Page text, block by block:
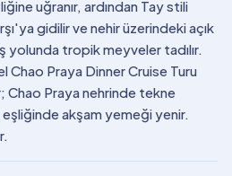
uğranır, ardından Tay stili
gidilir ve nehir üzerindeki açık
yolunda tropik meyveler tadılır.
Chao Praya Dinner Cruise Turu
Chao Praya nehrinde tekne
eşliğinde akşam yemeği yenir.